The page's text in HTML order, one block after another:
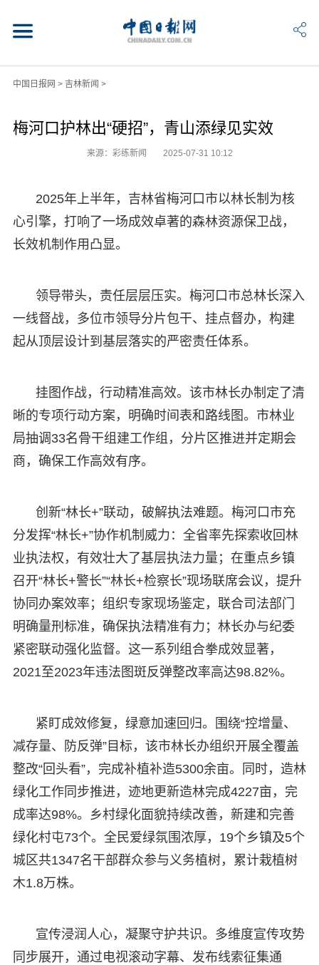
中国日报网 > 吉林新闻 >
梅河口护林出“硬招”，青山添绿见实效
来源：彩练新闻 2025-07-31 10:12
2025年上半年，吉林省梅河口市以林长制为核
心引擎，打响了一场成效卓著的森林资源保卫战，
长效机制作用凸显。
领导带头，责任层层压实。梅河口市总林长深入
一线督战，多位市领导分片包干、挂点督办，构建
起从顶层设计到基层落实的严密责任体系。
挂图作战，行动精准高效。该市林长办制定了清
晰的专项行动方案，明确时间表和路线图。市林业
局抽调33名骨干组建工作组，分片区推进并定期会
商，确保工作高效有序。
创新“林长+”联动，破解执法难题。梅河口市充
分发挥“林长+”协作机制威力：全省率先探索收回林
业执法权，有效壮大了基层执法力量；在重点乡镇
召开“林长+警长”“林长+检察长”现场联席会议，提升
协同办案效率；组织专家现场鉴定，联合司法部门
明确量刑标准，确保执法精准有力；林长办与纪委
紧密联动强化监督。这一系列组合拳成效显著，
2021至2023年违法图斑反弹整改率高达98.82%。
紧盯成效修复，绿意加速回归。围绕“控增量、
减存量、防反弹”目标，该市林长办组织开展全覆盖
整改“回头看”，完成补植补造5300余亩。同时，造林
绿化工作同步推进，迹地更新造林完成4227亩，完
成率达98%。乡村绿化面貌持续改善，新建和完善
绿化村屯73个。全民爱绿氛围浓厚，19个乡镇及5个
城区共1347名干部群众参与义务植树，累计栽植树
木1.8万株。
宣传浸润人心，凝聚守护共识。多维度宣传攻势
同步展开，通过电视滚动字幕、发布线索征集通